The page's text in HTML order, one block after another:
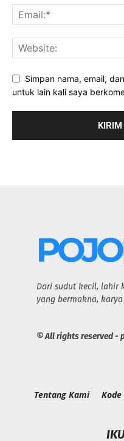
Simpan nama, email,
untuk lain kali saya
Dari sudut kecil, lahir
yang bermakna,
© All rights reserved -
Tentang Kami